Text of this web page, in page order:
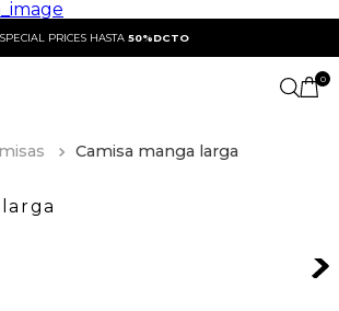
SPECIAL PRICES HASTA 50%DCTO
0
Camisa manga larga